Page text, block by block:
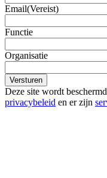
Email(Vereist)
Functie
Organisatie
Versturen
Deze site wordt
privacybeleid en er zijn